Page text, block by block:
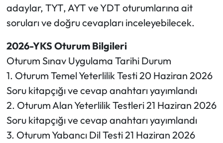
adaylar, TYT, AYT ve YDT oturumlarına ait
soruları ve doğru cevapları inceleyebilecek.
2026-YKS Oturum Bilgileri
Oturum Sınav Uygulama Tarihi Durum
1. Oturum Temel Yeterlilik Testi 20 Haziran 2026
Soru kitapçığı ve cevap anahtarı yayımlandı
2. Oturum Alan Yeterlilik Testleri 21 Haziran 2026
Soru kitapçığı ve cevap anahtarı yayımlandı
3. Oturum Yabancı Dil Testi 21 Haziran 2026